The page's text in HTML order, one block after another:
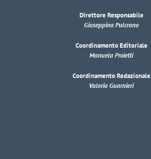
Direttore Responsabile
Giuseppina Pulcrano
Coordinamento Editoriale
Manuela Proietti
Coordinamento Redazionale
Valeria Guarnieri